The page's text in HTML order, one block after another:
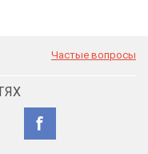
Частые вопросы